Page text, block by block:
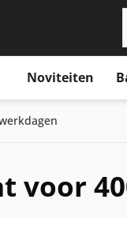
Noviteiten
voor